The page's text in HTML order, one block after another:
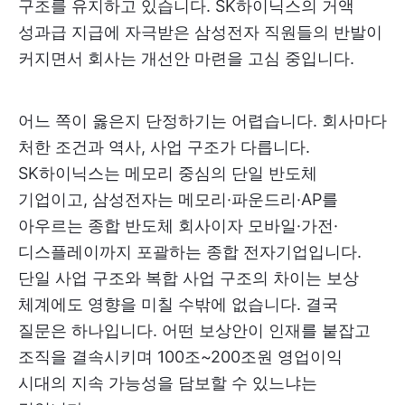
구조를 유지하고 있습니다. SK하이닉스의 거액
성과급 지급에 자극받은 삼성전자 직원들의 반발이
커지면서 회사는 개선안 마련을 고심 중입니다.
어느 쪽이 옳은지 단정하기는 어렵습니다. 회사마다
처한 조건과 역사, 사업 구조가 다릅니다.
SK하이닉스는 메모리 중심의 단일 반도체
기업이고, 삼성전자는 메모리·파운드리·AP를
아우르는 종합 반도체 회사이자 모바일·가전·
디스플레이까지 포괄하는 종합 전자기업입니다.
단일 사업 구조와 복합 사업 구조의 차이는 보상
체계에도 영향을 미칠 수밖에 없습니다. 결국
질문은 하나입니다. 어떤 보상안이 인재를 붙잡고
조직을 결속시키며 100조~200조원 영업이익
시대의 지속 가능성을 담보할 수 있느냐는